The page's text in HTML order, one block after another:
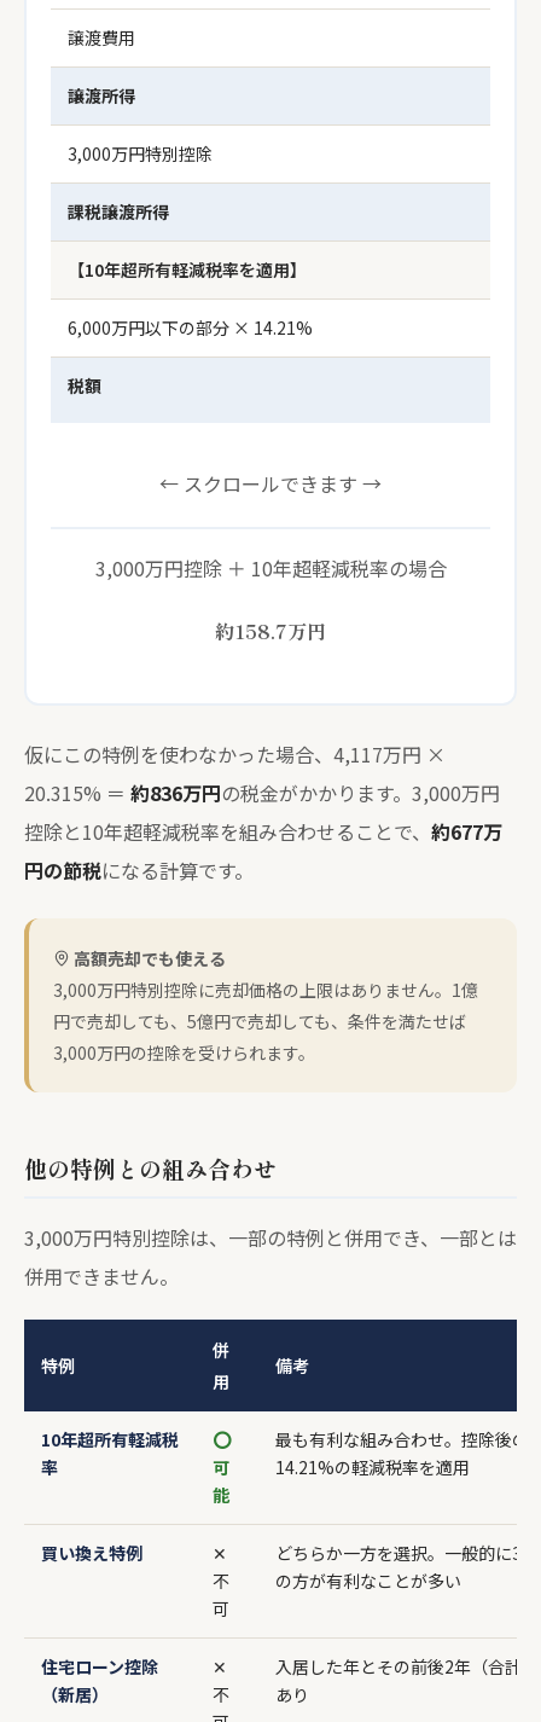
譲渡費用
譲渡所得
3,000万円特別控除
課税譲渡所得
【10年超所有軽減税率を適用】
6,000万円以下の部分 × 14.21%
税額
← スクロールできます →
3,000万円控除 ＋ 10年超軽減税率の場合
約158.7万円
仮にこの特例を使わなかった場合、4,117万円 ×
20.315% ＝ 約836万円の税金がかかります。3,000万円
控除と10年超軽減税率を組み合わせることで、 約677万
円の節税になる計算です。
高額売却でも使える
3,000万円特別控除に売却価格の上限はありません。1億
円で売却しても、5億円で売却しても、条件を満たせば
3,000万円の控除を受けられます。
他の特例との組み合わせ
3,000万円特別控除は、一部の特例と併用でき、一部とは
併用できません。
特例
併
用
備考
10年超所有軽減税
率
⭕
可
能
最も有利な組み合わせ。控除後の
14.21%の軽減税率を適用
買い換え特例
✕
不
可
どちらか一方を選択。一般的に
の方が有利なことが多い
住宅ローン控除
（新居）
✕
不
入居した年とその前後2年（合計5
あり